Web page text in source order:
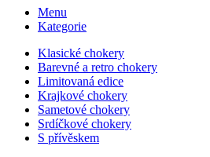
Menu
Kategorie
Klasické chokery
Barevné a retro chokery
Limitovaná edice
Krajkové chokery
Sametové chokery
Srdíčkové chokery
S přívěskem